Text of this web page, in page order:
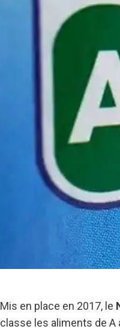
Mis en place en 2017, le
classe les aliments de A